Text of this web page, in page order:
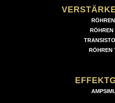
RÖHREN
RÖHREN